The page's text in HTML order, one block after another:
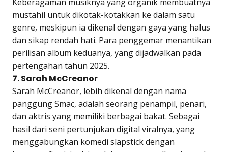
mustahil untuk dikotak-kotakkan ke dalam satu
genre, meskipun ia dikenal dengan gaya yang halus
dan sikap rendah hati. Para penggemar menantikan
perilisan album keduanya, yang dijadwalkan pada
pertengahan tahun 2025.
7. Sarah McCreanor
Sarah McCreanor, lebih dikenal dengan nama
panggung Smac, adalah seorang penampil, penari,
dan aktris yang memiliki berbagai bakat. Sebagai
hasil dari seni pertunjukan digital viralnya, yang
menggabungkan komedi slapstick dengan